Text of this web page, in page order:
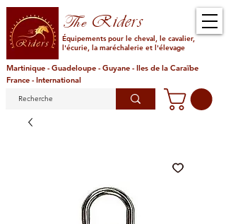
TheRiders
Équipements pour le cheval, le cavalier,
l'écurie, la maréchalerie et l'élevage
Martinique - Guadeloupe - Guyane - Iles de la Caraïbe
France - International